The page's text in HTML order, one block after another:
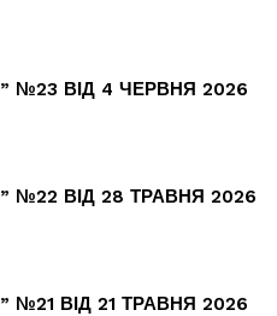
№23 ВІД 4 ЧЕРВНЯ 2026
№22 ВІД 28 ТРАВНЯ 2026
ВІД 21 ТРАВНЯ 2026